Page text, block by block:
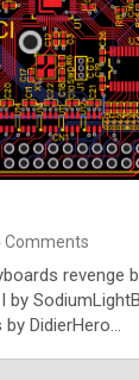
t
p
h
o
n
y
l
e
x
Comments
revenge
by
by DidierHero…